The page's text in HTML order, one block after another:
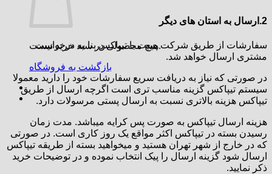
هیچ محصولی در سبد خرید نیست.
بازگشت به فروشگاه
2.ارسال به استان های دیگر
سفارشات از طریق شرکت پست یا تیپاکس بنا به درخواست
مشتری ارسال خواهد شد.
در صورتی که نیاز به دریافت سریع سفارشات خود را دارید معمولا
سیستم تیپاکس گزینه مناسب تری است اگرچه ارسال از طریق
تیپاکس هزینه بالاتری نسبت به ارسال پستی مرسولات دارد.
هزینه ارسال تیپاکس به صورت پس کرایه میباشد. مدت زمان
رسیدن بسته در تیپاکس اکثر مواقع یک روز کاری است. در صورتی
که در خارج از شهر تهران هستید و میخواهید بسته از طریقه تیپاکس
ارسال شود گزینه ارسال را پیک انتخاب نموده و در توضیحات خرید
ذکر نمایید.